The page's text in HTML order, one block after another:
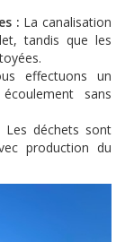
: La canalisation
tandis que les
effectuons un
sans
Les déchets sont
production du